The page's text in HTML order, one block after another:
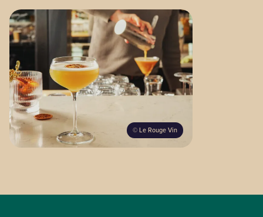
©Le Rouge Vin